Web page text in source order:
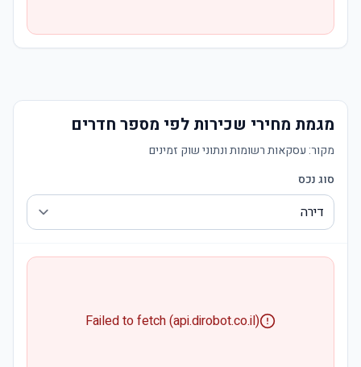
מגמת מחירי שכירות לפי מספר חדרים
מקור: עסקאות רשומות ונתוני שוק זמינים
סוג נכס
Failed to fetch (api.dirobot.co.il)